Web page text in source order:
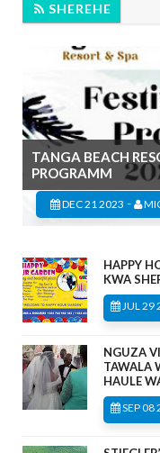
SHEREHE
TANGA BEACH
PROGRAMM
DEC 21 2023 -
HAPPY
KWA
JUL 29
NGUZA
TAWALA
HAULE
SEP 08